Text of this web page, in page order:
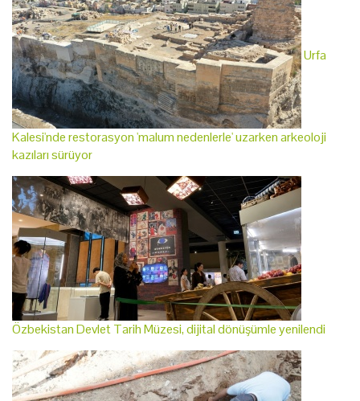
Urfa
Kalesi'nde restorasyon 'malum nedenlerle' uzarken arkeoloji
kazıları sürüyor
Özbekistan Devlet Tarih Müzesi, dijital dönüşümle yenilendi